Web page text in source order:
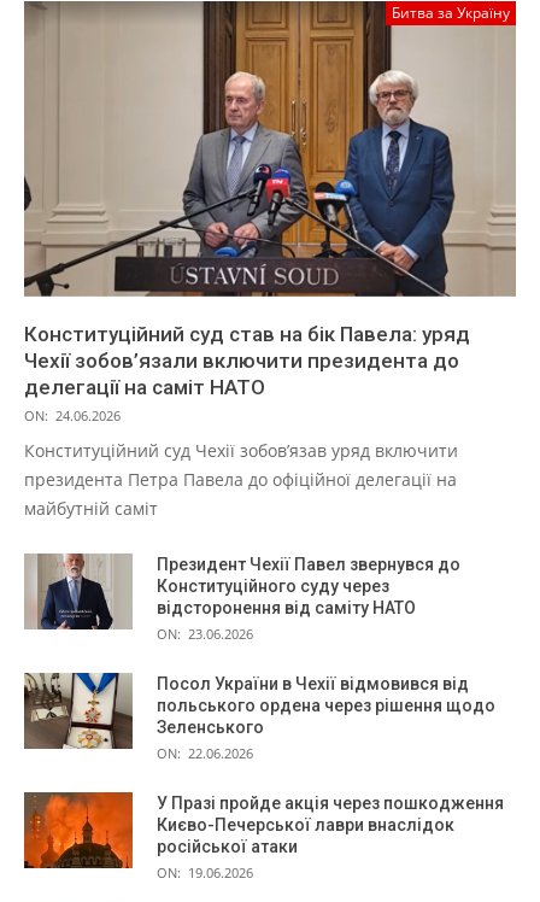
Битва за Україну
Конституційний суд став на бік Павела: уряд
Чехії зобов’язали включити президента до
делегації на саміт НАТО
ON: 24.06.2026
Конституційний суд Чехії зобов’язав уряд включити
президента Петра Павела до офіційної делегації на
майбутній саміт
Президент Чехії Павел звернувся до
Конституційного суду через
відсторонення від саміту НАТО
ON: 23.06.2026
Посол України в Чехії відмовився від
польського ордена через рішення щодо
Зеленського
ON: 22.06.2026
У Празі пройде акція через пошкодження
Києво-Печерської лаври внаслідок
російської атаки
ON: 19.06.2026